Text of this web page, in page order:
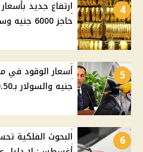
4
حاجز 6000 جنيه وسط مكاسب عالمية للمعدن
5
جنيه والسولار بـ20.50 جنيه
6